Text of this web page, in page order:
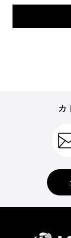
カ